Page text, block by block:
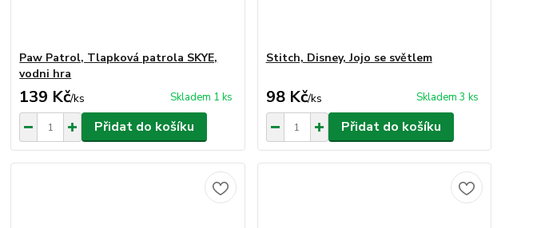
Paw Patrol, Tlapková patrola SKYE,
vodni hra
139 Kč/ks Skladem 1 ks
Přidat do košíku
Stitch, Disney, Jojo se světlem
98 Kč/ks Skladem 3 ks
Přidat do košíku